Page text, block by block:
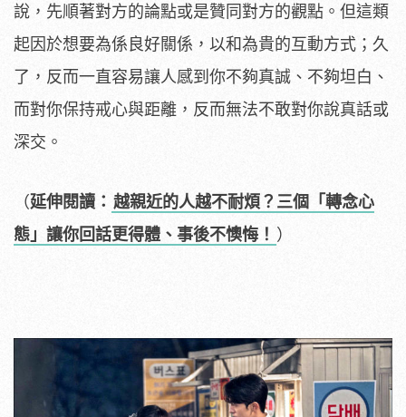
說，先順著對方的論點或是贊同對方的觀點。但這類
起因於想要為係良好關係，以和為貴的互動方式；久
了，反而一直容易讓人感到你不夠真誠、不夠坦白、
而對你保持戒心與距離，反而無法不敢對你說真話或
深交。
（延伸閱讀： 越親近的人越不耐煩？三個「轉念心
態」讓你回話更得體、事後不懊悔！ ）